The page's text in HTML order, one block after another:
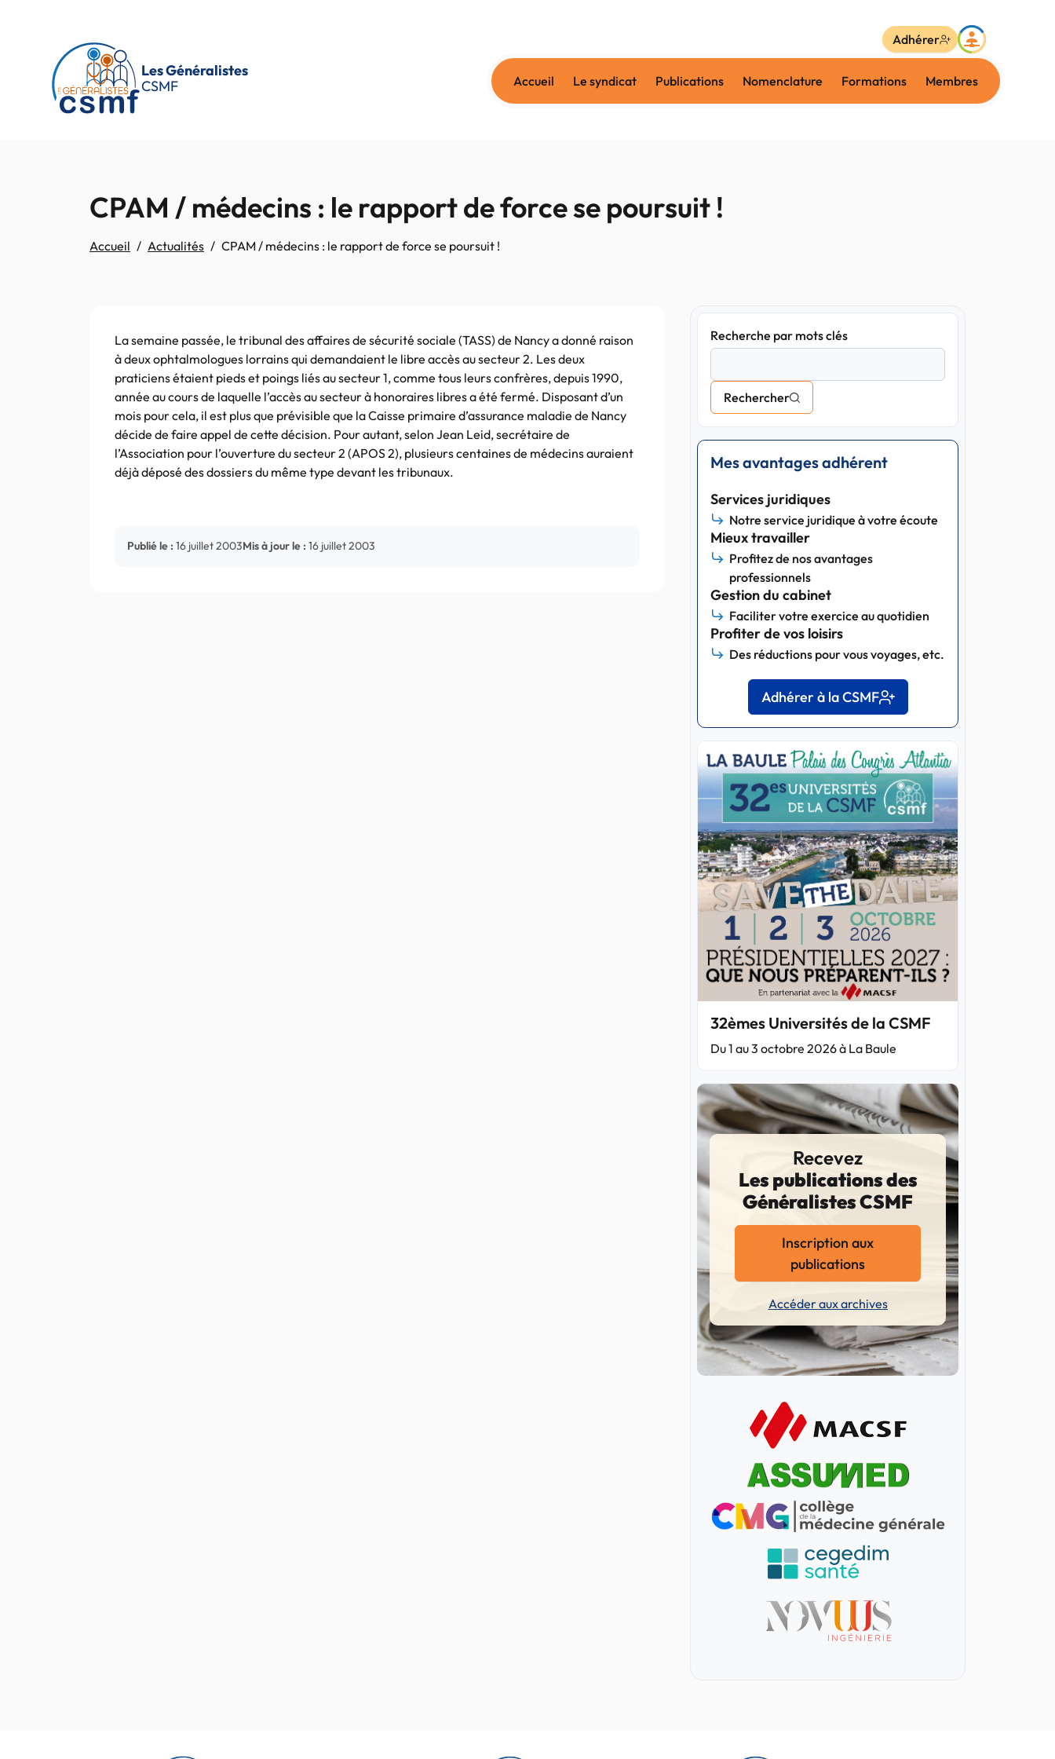
Les Généralistes
CSMF
Accueil Le syndicat Publications Nomenclature Formations Membres
Adhérer
CPAM / médecins : le rapport de force se poursuit !
Accueil Actualités CPAM / médecins : le rapport de force se poursuit !
La semaine passée, le tribunal des affaires de sécurité sociale (TASS) de Nancy a donné raison
à deux ophtalmologues lorrains qui demandaient le libre accès au secteur 2. Les deux
praticiens étaient pieds et poings liés au secteur 1, comme tous leurs confrères, depuis 1990,
année au cours de laquelle l’accès au secteur à honoraires libres a été fermé. Disposant d’un
mois pour cela, il est plus que prévisible que la Caisse primaire d’assurance maladie de Nancy
décide de faire appel de cette décision. Pour autant, selon Jean Leid, secrétaire de
l’Association pour l’ouverture du secteur 2 (APOS 2), plusieurs centaines de médecins auraient
déjà déposé des dossiers du même type devant les tribunaux.
Publié le : 16 juillet 2003Mis à jour le : 16 juillet 2003
Recherche par mots clés
Rechercher
Mes avantages adhérent
Services juridiques
Notre service juridique à votre écoute
Mieux travailler
Profitez de nos avantages
professionnels
Gestion du cabinet
Faciliter votre exercice au quotidien
Profiter de vos loisirs
Des réductions pour vous voyages, etc.
Adhérer à la CSMF
32èmes Universités de la CSMF
Du 1 au 3 octobre 2026 à La Baule
Recevez
Les publications des
Généralistes CSMF
Inscription aux
publications
Accéder aux archives